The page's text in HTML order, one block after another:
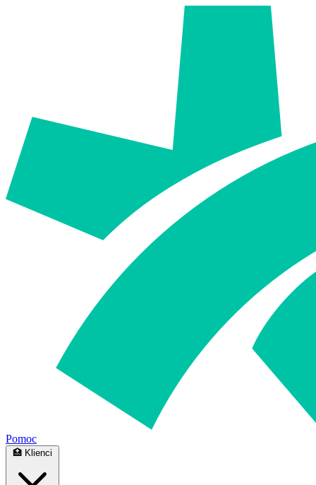
Pomoc
🏥 Klienci